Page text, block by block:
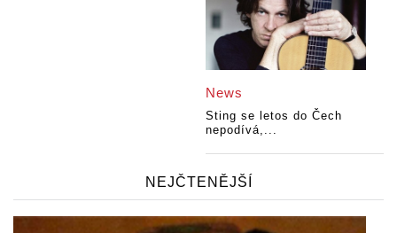
News
Sting se letos do Čech
nepodívá,...
NEJČTENĚJŠÍ